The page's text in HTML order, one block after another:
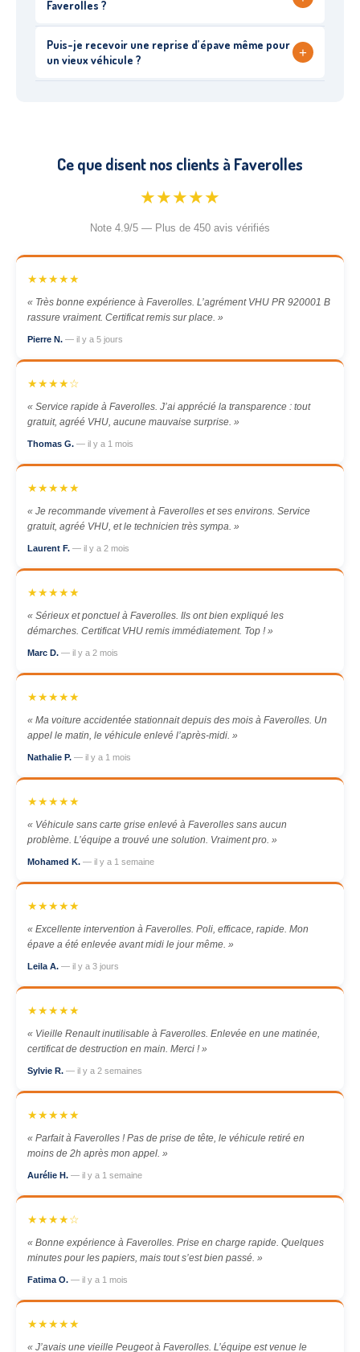
Faverolles ?
Puis-je recevoir une reprise d’épave même pour
un vieux véhicule ?
+
Ce que disent nos clients à Faverolles
★★★★★
Note 4.9/5 — Plus de 450 avis vérifiés
★★★★★
« Très bonne expérience à Faverolles. L’agrément VHU PR 920001 B
rassure vraiment. Certificat remis sur place. »
Pierre N. — il y a 5 jours
★★★★☆
« Service rapide à Faverolles. J’ai apprécié la transparence : tout
gratuit, agréé VHU, aucune mauvaise surprise. »
Thomas G. — il y a 1 mois
★★★★★
« Je recommande vivement à Faverolles et ses environs. Service
gratuit, agréé VHU, et le technicien très sympa. »
Laurent F. — il y a 2 mois
★★★★★
« Sérieux et ponctuel à Faverolles. Ils ont bien expliqué les
démarches. Certificat VHU remis immédiatement. Top ! »
Marc D. — il y a 2 mois
★★★★★
« Ma voiture accidentée stationnait depuis des mois à Faverolles. Un
appel le matin, le véhicule enlevé l’après-midi. »
Nathalie P. — il y a 1 mois
★★★★★
« Véhicule sans carte grise enlevé à Faverolles sans aucun
problème. L’équipe a trouvé une solution. Vraiment pro. »
Mohamed K. — il y a 1 semaine
★★★★★
« Excellente intervention à Faverolles. Poli, efficace, rapide. Mon
épave a été enlevée avant midi le jour même. »
Leila A. — il y a 3 jours
★★★★★
« Vieille Renault inutilisable à Faverolles. Enlevée en une matinée,
certificat de destruction en main. Merci ! »
Sylvie R. — il y a 2 semaines
★★★★★
« Parfait à Faverolles ! Pas de prise de tête, le véhicule retiré en
moins de 2h après mon appel. »
Aurélie H. — il y a 1 semaine
★★★★☆
« Bonne expérience à Faverolles. Prise en charge rapide. Quelques
minutes pour les papiers, mais tout s’est bien passé. »
Fatima O. — il y a 1 mois
★★★★★
« J’avais une vieille Peugeot à Faverolles. L’équipe est venue le